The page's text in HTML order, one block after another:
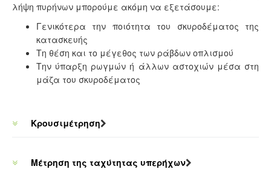
λήψη πυρήνων μπορούμε ακόμη να εξετάσουμε:
Γενικότερα την ποιότητα του σκυροδέματος της
κατασκευής
Τη θέση και το μέγεθος των ράβδων οπλισμού
Την ύπαρξη ρωγμών ή άλλων αστοχιών μέσα στη
μάζα του σκυροδέματος
Κρουσιμέτρηση
Μέτρηση της ταχύτητας υπερήχων